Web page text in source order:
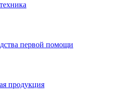
первой помощи
продукция